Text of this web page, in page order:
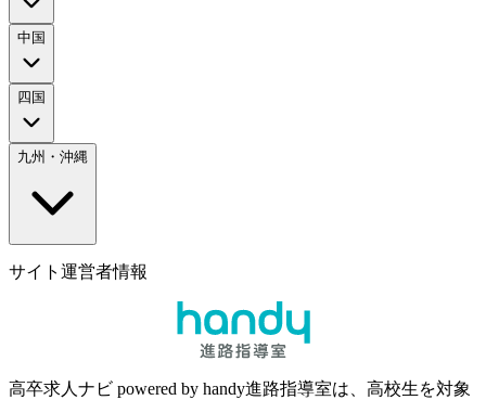
中国
四国
九州・沖縄
サイト運営者情報
高卒求人ナビ powered by handy進路指導室は、高校生を対象